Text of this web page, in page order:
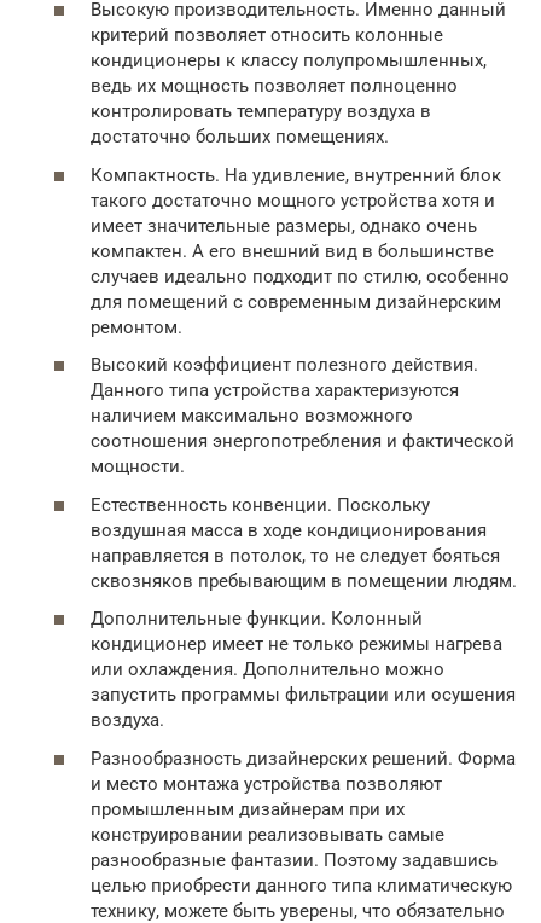
Высокую производительность. Именно данный
критерий позволяет относить колонные
кондиционеры к классу полупромышленных,
ведь их мощность позволяет полноценно
контролировать температуру воздуха в
достаточно больших помещениях.
Компактность. На удивление, внутренний блок
такого достаточно мощного устройства хотя и
имеет значительные размеры, однако очень
компактен. А его внешний вид в большинстве
случаев идеально подходит по стилю, особенно
для помещений с современным дизайнерским
ремонтом.
Высокий коэффициент полезного действия.
Данного типа устройства характеризуются
наличием максимально возможного
соотношения энергопотребления и фактической
мощности.
Естественность конвенции. Поскольку
воздушная масса в ходе кондиционирования
направляется в потолок, то не следует бояться
сквозняков пребывающим в помещении людям.
Дополнительные функции. Колонный
кондиционер имеет не только режимы нагрева
или охлаждения. Дополнительно можно
запустить программы фильтрации или осушения
воздуха.
Разнообразность дизайнерских решений. Форма
и место монтажа устройства позволяют
промышленным дизайнерам при их
конструировании реализовывать самые
разнообразные фантазии. Поэтому задавшись
целью приобрести данного типа климатическую
технику, можете быть уверены, что обязательно